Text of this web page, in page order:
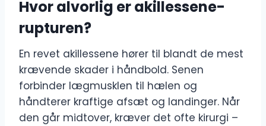
Hvor alvorlig er akillessene-
rupturen?
En revet akillessene hører til blandt de mest
krævende skader i håndbold. Senen
forbinder lægmusklen til hælen og
håndterer kraftige afsæt og landinger. Når
den går midtover, kræver det ofte kirurgi –